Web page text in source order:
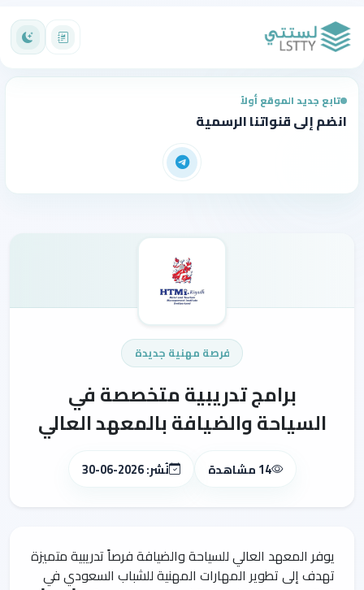
تابع جديد الموقع أولاً
انضم إلى قنواتنا الرسمية
فرصة مهنية جديدة
برامج تدريبية متخصصة في
السياحة والضيافة بالمعهد العالي
14 مشاهدة نُشر: 2026-06-30
يوفر المعهد العالي للسياحة والضيافة فرصاً تدريبية متميزة
تهدف إلى تطوير المهارات المهنية للشباب السعودي في